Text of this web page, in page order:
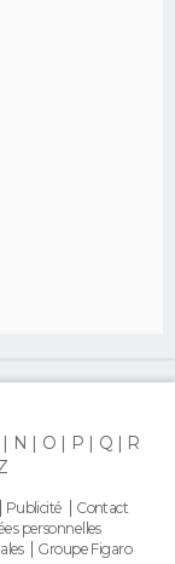
N O P Q
R
Publicité
Contact
personnelles
Groupe Figaro